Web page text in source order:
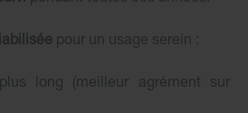
pour un usage serein :
long (meilleur agrément sur